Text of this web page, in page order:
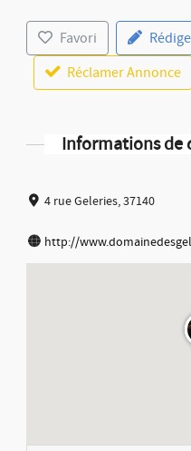
Favori
Réclamer Annonce
Informations de
4 rue Geleries, 37140
http://